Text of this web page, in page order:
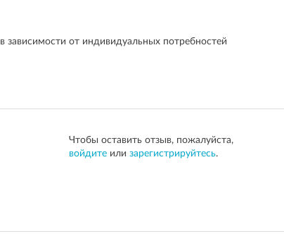
от индивидуальных потребностей
Чтобы оставить отзыв, пожалуйста,
войдите или зарегистрируйтесь.